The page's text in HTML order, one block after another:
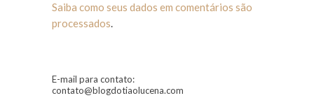
Saiba como seus dados em comentários são
processados.
E-mail para contato:
contato@blogdotiaolucena.com